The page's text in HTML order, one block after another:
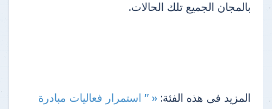
بالمجان الجميع تلك الحالات.
المزيد فى هذه الفئة: « " استمرار فعاليات مبادرة